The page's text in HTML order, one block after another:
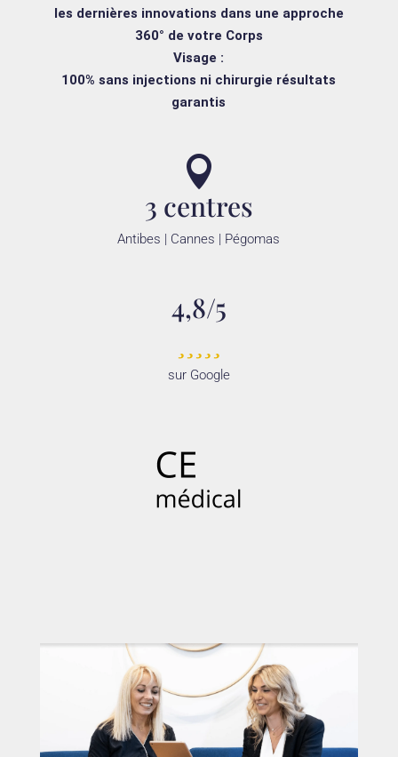
les dernières innovations dans une approche
360° de votre Corps
Visage :
100% sans injections ni chirurgie résultats
garantis

3 centres
Antibes | Cannes | Pégomas
4,8/5
sur Google